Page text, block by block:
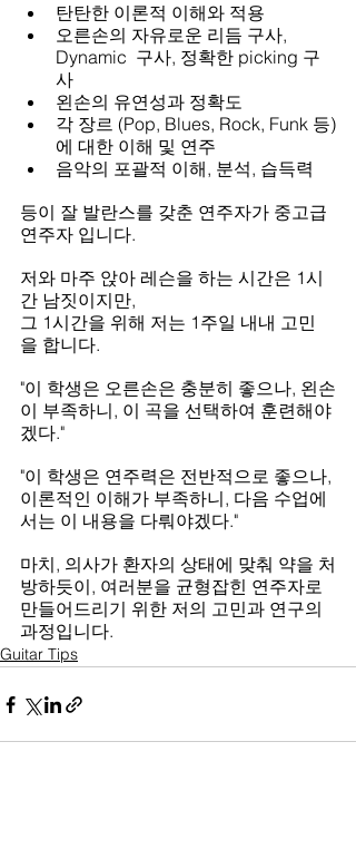
탄탄한 이론적 이해와 적용
오른손의 자유로운 리듬 구사,
Dynamic  구사, 정확한 picking 구
사
왼손의 유연성과 정확도
각 장르 (Pop, Blues, Rock, Funk 등)
에 대한 이해 및 연주
음악의 포괄적 이해, 분석, 습득력
등이 잘 발란스를 갖춘 연주자가 중고급
연주자 입니다.
저와 마주 앉아 레슨을 하는 시간은 1시
간 남짓이지만,
그 1시간을 위해 저는 1주일 내내 고민
을 합니다.
"이 학생은 오른손은 충분히 좋으나, 왼손
이 부족하니, 이 곡을 선택하여 훈련해야
겠다."
"이 학생은 연주력은 전반적으로 좋으나,
이론적인 이해가 부족하니, 다음 수업에
서는 이 내용을 다뤄야겠다."
마치, 의사가 환자의 상태에 맞춰 약을 처
방하듯이, 여러분을 균형잡힌 연주자로
만들어드리기 위한 저의 고민과 연구의
과정입니다.
Guitar Tips